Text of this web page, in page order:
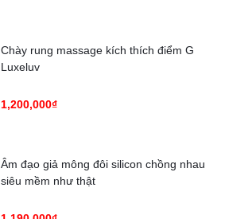
Chày rung massage kích thích điểm G
Luxeluv
1,200,000₫
Âm đạo giả mông đôi silicon chồng nhau
siêu mềm như thật